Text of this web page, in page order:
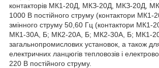
контакторів МК1-20Д, МКЗ-20Д, МКЗ-20Д,
1000 В постійного струму (контактори МК1-
змінного струму 50,60 Гц (контактори
МК1-30А, Б; МК2-20А, Б; МК2-30А, Б; МК1-
загальнопромислових установок, а також
електричних ланцюгів тепловозів і
220 В постійного струму.